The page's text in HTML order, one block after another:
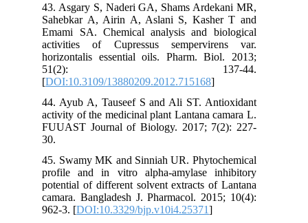
43. Asgary S, Naderi GA, Shams Ardekani MR,
Sahebkar A, Airin A, Aslani S, Kasher T and
Emami SA. Chemical analysis and biological
activities of Cupressus sempervirens var.
horizontalis essential oils. Pharm. Biol. 2013;
51(2): 137-44.
[DOI:10.3109/13880209.2012.715168
44. Ayub A, Tauseef S and Ali ST. Antioxidant
activity of the medicinal plant Lantana camara L.
FUUAST Journal of Biology. 2017; 7(2): 227-
45. Swamy MK and Sinniah UR. Phytochemical
profile and in vitro alpha-amylase inhibitory
potential of different solvent extracts of Lantana
camara. Bangladesh J. Pharmacol. 2015; 10(4):
962-3. [DOI:10.3329/bjp.v10i4.25371